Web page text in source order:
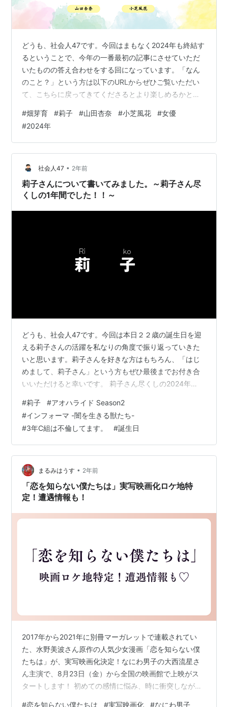
どうも、社会人47です。今回はまもなく2024年も終結す
るということで、今年の一番最初の記事にさせていただ
いたものの答え合わせをする回になっています。「なん
のこと？」という方は以下のURLからぜひご覧いただい
て、こちらに戻ってきてくださるとより楽しめるかと思
子 山田杏奈 小芝風花 畑芽育 まずは、畑芽育さんから振
り返っていきたいと思います。畑芽育さんの今年の出演
作品は、5本になっております。昨年の勢いをそのままに
2024年を走り続けられた女優さんのひとりですね。個人
的には、バラエティなどでわいわいされていて、新し
い…
#畑芽育 #莉子 #山田杏奈 #小芝風花 #女優
#2024年
社会人47 • 2年前
莉子さんについて書いてみました。～莉子さん尽
くしの1年間でした！！～
どうも、社会人47です。今回は本日２２歳の誕生日を迎
える莉子さんの活躍を私なりの角度で振り返っていきた
いと思います。莉子さんを好きな方はもちろん、「はじ
めまして、莉子さん」という方もぜひ最後までお付き合
いいただけると幸いです。 莉子さん尽くしの2024年
2024年 2024年は莉子さんの勢いを感じられる一年にな
っていたように思います。年を跨いだのも含めるとドラ
マ・映画の出演本数は9本だそうです。確かに、振り返る
と今年は莉子さんを一年通してずっと応援させていただ
いたなと感じます。年明けは『SHUT UP』からの『アオ
ハライド Sea…
#莉子 #アオハライド Season2
#インフォーマ -闇を生きる獣たち-
#3年C組は不倫してます。 #誕生日
まるみはうす • 2年前
「恋を知らない僕たちは」実写映画化ロケ地特
定！遭遇情報も！
2017年から2021年に別冊マーガレットで連載されてい
た、水野美波さん原作の人気少女漫画「恋を知らない僕
たちは」が、実写映画化決定！なにわ男子の大西流星さ
ん主演で、8月23日（金）から全国の映画館で上映がス
タートします！ 初めての感情に悩み、時に衝突しながら
#恋を知らない僕たちは #実写映画化 #なにわ男子